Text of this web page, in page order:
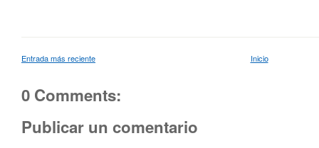
Entrada más reciente Inicio
0 Comments:
Publicar un comentario